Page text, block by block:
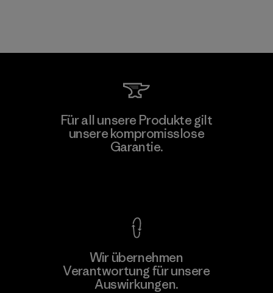
Für all unsere Produkte gilt
unsere kompromisslose
Garantie.
Wir übernehmen
Verantwortung für unsere
Auswirkungen.